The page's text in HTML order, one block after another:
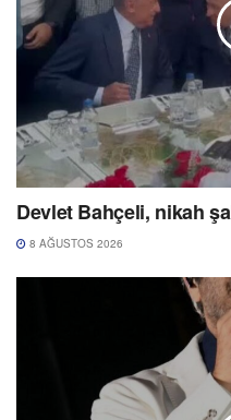
Devlet Bahçeli, nikah
8 AĞUSTOS 2026